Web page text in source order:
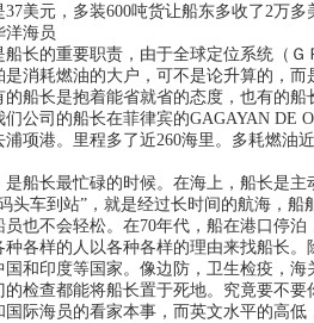
美元，多装600吨货让船东多收了2万
洋海员
船长的重要职责，由于全球定位系统（
是消耗燃油的大户，可不是论升算的，
的船长是抱着能省就省的态度，也有的
公司的船长在菲律宾的GAGAYAN DE
项港。里程多了近260海里。多耗燃油
船长最忙碌的时候。在海上，船长是主
头车到站”，就是经过长时间的航海，
也不会轻松。在70年代，船在港口停
种各样的人以各种各样的理由来找船长
和印度等国家。像边防，卫生检疫，海
检查都能将船长置于死地。究竟要不要
国际海员的看家本事，而英文水平的高